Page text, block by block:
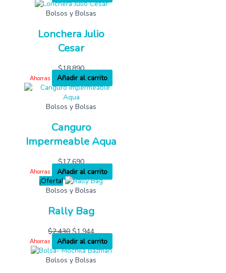
Bolsos y Bolsas
Lonchera Julio
Cesar
$18,890
Ahorras Añadir al carrito
Bolsos y Bolsas
Canguro
Impermeable Aqua
$17,690
Ahorras
Añadir al carrito
¡Oferta!
Bolsos y Bolsas
Rally Bag
$2,430 $1,944
Ahorras
Añadir al carrito
Bolsos y Bolsas